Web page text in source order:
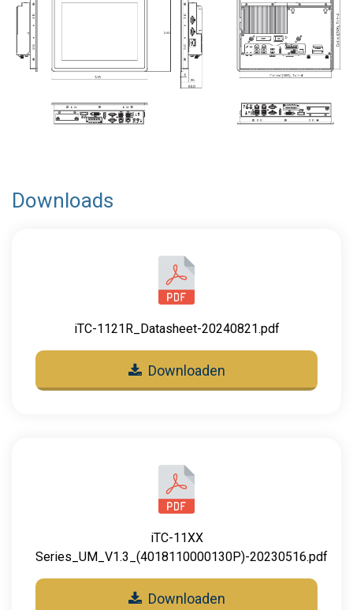
Downloads
iTC-1121R_Datasheet-20240821.pdf
Downloaden
iTC-11XX
Series_UM_V1.3_(4018110000130P)-20230516.pdf
Downloaden